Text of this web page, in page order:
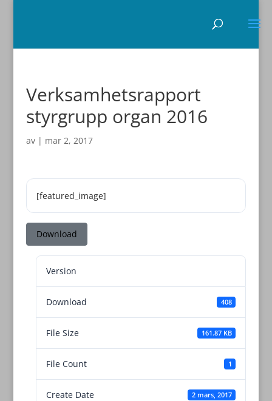
Verksamhetsrapport
styrgrupp organ 2016
av | mar 2, 2017
[featured_image]
Download
Version
Download 408
File Size 161.87 KB
File Count 1
Create Date 2 mars, 2017